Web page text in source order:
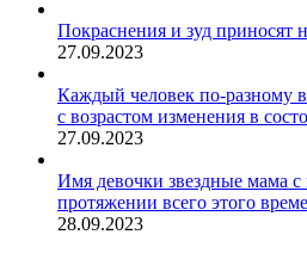
Покраснения и зуд приносят
27.09.2023
Каждый человек по-разному
с возрастом изменения в
27.09.2023
Имя девочки звездные мама
протяжении всего этого
28.09.2023